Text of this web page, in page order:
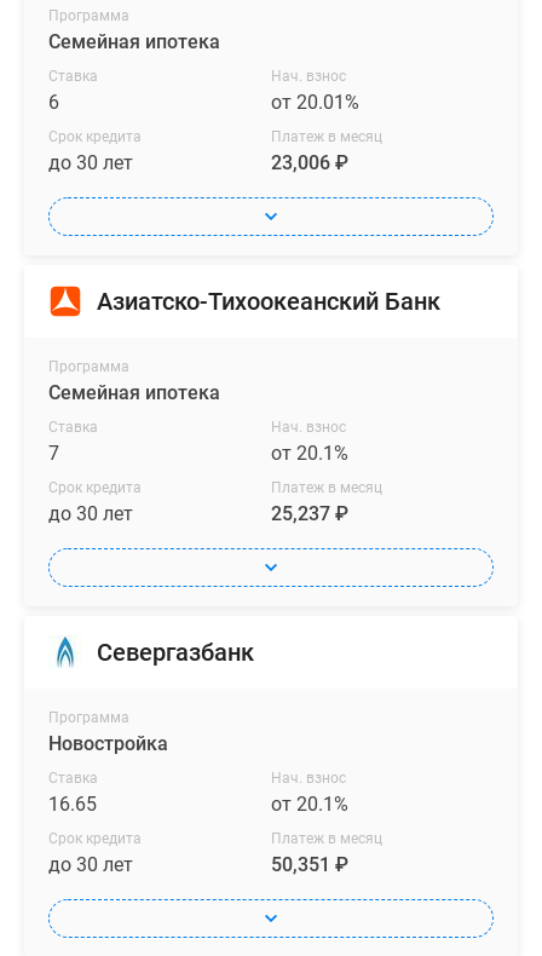
Программа
Семейная ипотека
Ставка
6
Нач. взнос
от 20.01%
Срок кредита
до 30 лет
Платеж в месяц
23,006 ₽
Азиатско-Тихоокеанский Банк
Программа
Семейная ипотека
Ставка
7
Нач. взнос
от 20.1%
Срок кредита
до 30 лет
Платеж в месяц
25,237 ₽
Севергазбанк
Программа
Новостройка
Ставка
16.65
Нач. взнос
от 20.1%
Срок кредита
до 30 лет
Платеж в месяц
50,351 ₽